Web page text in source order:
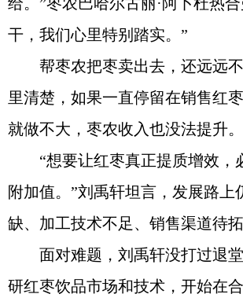
干，我们心里特别踏实。”
帮枣农把枣卖出去，还远远
里清楚，如果一直停留在销售红
就做不大，枣农收入也没法提升。
“想要让红枣真正提质增效，
附加值。”刘禹轩坦言，发展路上
缺、加工技术不足、销售渠道待拓
面对难题，刘禹轩没打过退
研红枣饮品市场和技术，开始在